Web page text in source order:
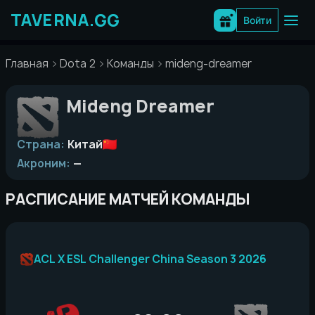
содержимому
Войти
Главная Dota 2 Команды mideng-dreamer
Mideng Dreamer
Страна: Китай
Акроним: —
РАСПИСАНИЕ МАТЧЕЙ КОМАНДЫ
ACL X ESL Challenger China Season 3 2026